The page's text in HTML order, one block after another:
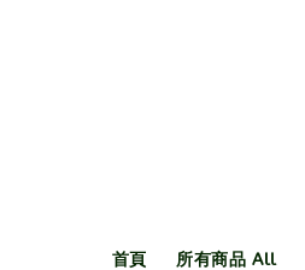
首頁 所有商品 All